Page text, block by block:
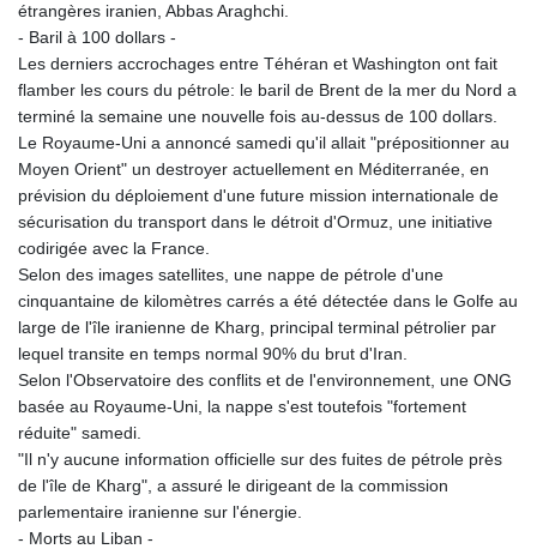
MGA
4971.568067
MKD 61.524919
MMK
2425.761657
MNT
4157.747973
MRU 46.312797
MUR 54.285874
MVR 17.852389
MWK
2007.117959
MXN 19.919233
MZN 73.848488
NAD 18.858
étrangères iranien, Abbas Araghchi.
- Baril à 100 dollars -
Les derniers accrochages entre Téhéran et Washington ont fait
flamber les cours du pétrole: le baril de Brent de la mer du Nord a
terminé la semaine une nouvelle fois au-dessus de 100 dollars.
Le Royaume-Uni a annoncé samedi qu'il allait "prépositionner au
Moyen Orient" un destroyer actuellement en Méditerranée, en
prévision du déploiement d'une future mission internationale de
sécurisation du transport dans le détroit d'Ormuz, une initiative
codirigée avec la France.
Selon des images satellites, une nappe de pétrole d'une
cinquantaine de kilomètres carrés a été détectée dans le Golfe au
large de l'île iranienne de Kharg, principal terminal pétrolier par
lequel transite en temps normal 90% du brut d'Iran.
Selon l'Observatoire des conflits et de l'environnement, une ONG
basée au Royaume-Uni, la nappe s'est toutefois "fortement
réduite" samedi.
"Il n'y aucune information officielle sur des fuites de pétrole près
de l'île de Kharg", a assuré le dirigeant de la commission
parlementaire iranienne sur l'énergie.
- Morts au Liban -